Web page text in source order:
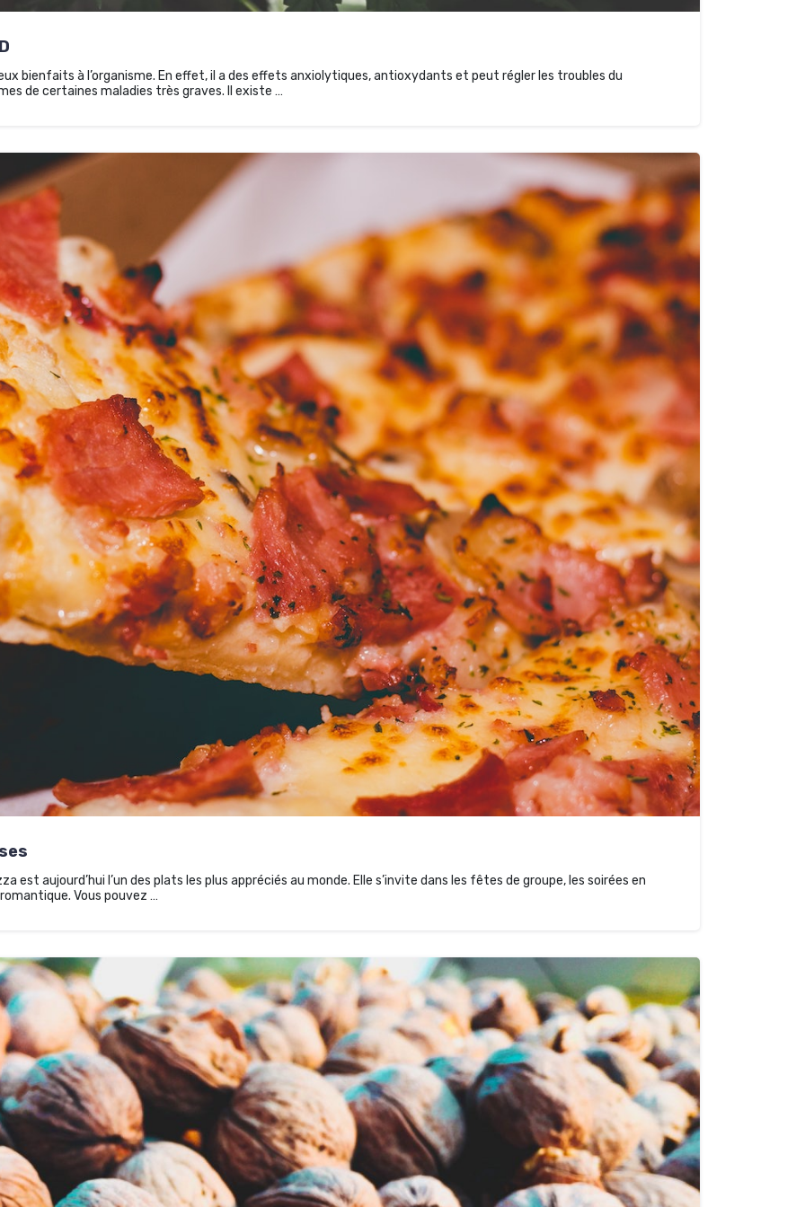
bienfaits à l’organisme. En effet, il a des effets anxiolytiques, antioxydants et peut régler les troubles du
de certaines maladies très graves. Il existe …
est aujourd’hui l’un des plats les plus appréciés au monde. Elle s’invite dans les fêtes de groupe, les soirées en
Vous pouvez …